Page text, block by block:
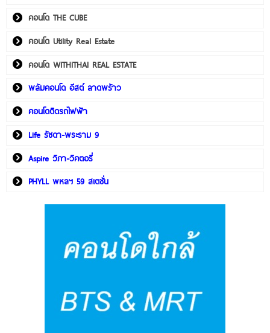
คอนโด THE CUBE
คอนโด Utility Real Estate
คอนโด WITHITHAI REAL ESTATE
พลัมคอนโด อีสต์ ลาดพร้าว
คอนโดติดรถไฟฟ้า
Life รัชดา-พระราม 9
Aspire วิภา-วิคตอรี่
PHYLL พหลฯ 59 สเตชั่น